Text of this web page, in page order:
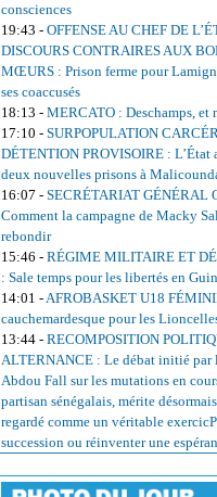
consciences
19:43 - OFFENSE AU CHEF DE
DISCOURS CONTRAIRES AUX
MŒURS : Prison ferme pour
ses coaccusés
18:13 - MERCATO : Deschamps, et
17:10 - SURPOPULATION
DÉTENTION PROVISOIRE : L’État
deux nouvelles prisons à
16:07 - SECRÉTARIAT GÉNÉRAL
Comment la campagne de Macky
rebondir
15:46 - RÉGIME MILITAIRE ET
: Sale temps pour les libertés en
14:01 -AFROBASKET U18
cauchemardesque pour les
13:44 - RECOMPOSITION
ALTERNANCE : Le débat initié par
Abdou Fall sur les mutations en
partisan sénégalais, mérite
regardé comme un véritable
succession ou réinventer une